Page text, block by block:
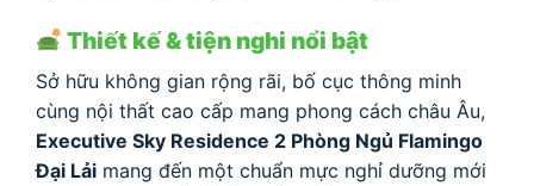
Thiết kế & tiện nghi nổi bật
Sở hữu không gian rộng rãi, bố cục thông minh
cùng nội thất cao cấp mang phong cách châu Âu,
Executive Sky Residence 2 Phòng Ngủ Flamingo
Đại Lải mang đến một chuẩn mực nghỉ dưỡng mới